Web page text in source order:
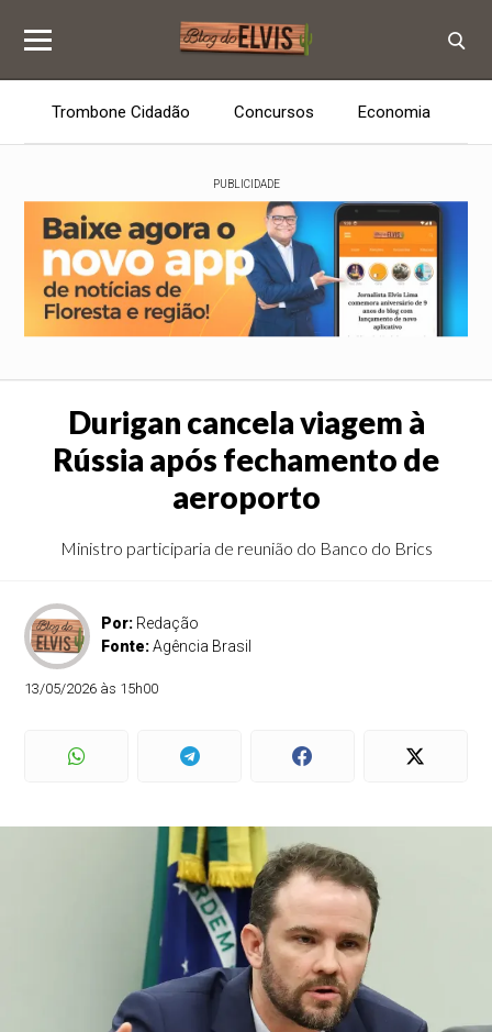
Trombone Cidadão Concursos Economia
PUBLICIDADE
Durigan cancela viagem à
Rússia após fechamento de
aeroporto
Ministro participaria de reunião do Banco do Brics
Por: Redação
Fonte:Agência Brasil
13/05/2026 às 15h00